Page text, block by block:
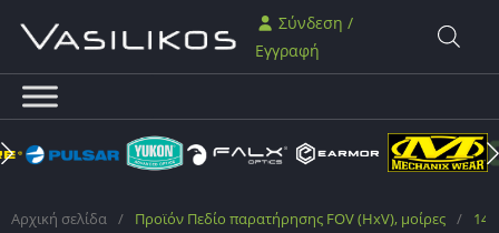
Σύνδεση /
Εγγραφή
Αρχική σελίδα / Προϊόν Πεδίο παρατήρησης FOV (HxV), μοίρες /